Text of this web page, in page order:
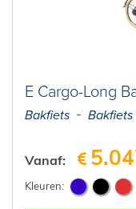
E Cargo-Long
Bakfiets Bakfiets
Vanaf: